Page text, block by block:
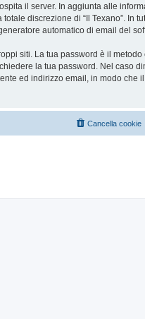
il server. In aggiunta alle
discrezione di “Il Texano”. In
automatico di email del
siti. La tua password è il
la tua password. Nel caso
ed indirizzo email, in modo che
Cancella cookie